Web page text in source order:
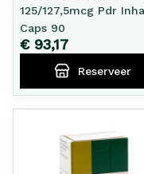
125/127,5mcg Pdr
Caps 90
€ 93,17
Reserveer